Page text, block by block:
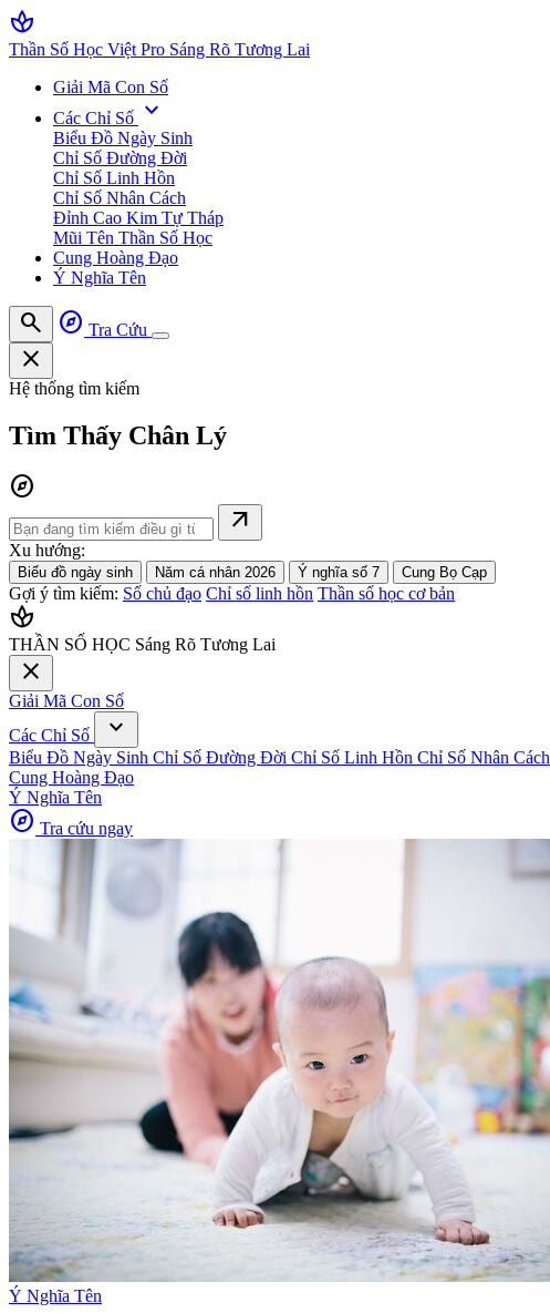
spa
Thần Số Học Việt Pro Sáng Rõ Tương Lai
Giải Mã Con Số
Các Chỉ Số expand_more
Biểu Đồ Ngày Sinh
Chỉ Số Đường Đời
Chỉ Số Linh Hồn
Chỉ Số Nhân Cách
Đỉnh Cao Kim Tự Tháp
Mũi Tên Thần Số Học
Cung Hoàng Đạo
Ý Nghĩa Tên
search explore Tra Cứu
close
Hệ thống tìm kiếm
Tìm Thấy Chân Lý
explore
arrow_outward
Xu hướng:
Biểu đồ ngày sinh Năm cá nhân 2026 Ý nghĩa số 7 Cung Bọ Cạp
Gợi ý tìm kiếm: Số chủ đạo Chỉ số linh hồn Thần số học cơ bản
spa
THẦN SỐ HỌC Sáng Rõ Tương Lai
close
Giải Mã Con Số
Các Chỉ Số
expand_more
Biểu Đồ Ngày Sinh Chỉ Số Đường Đời Chỉ Số Linh Hồn Chỉ Số Nhân Cách
Cung Hoàng Đạo
Ý Nghĩa Tên
explore Tra cứu ngay
Ý Nghĩa Tên